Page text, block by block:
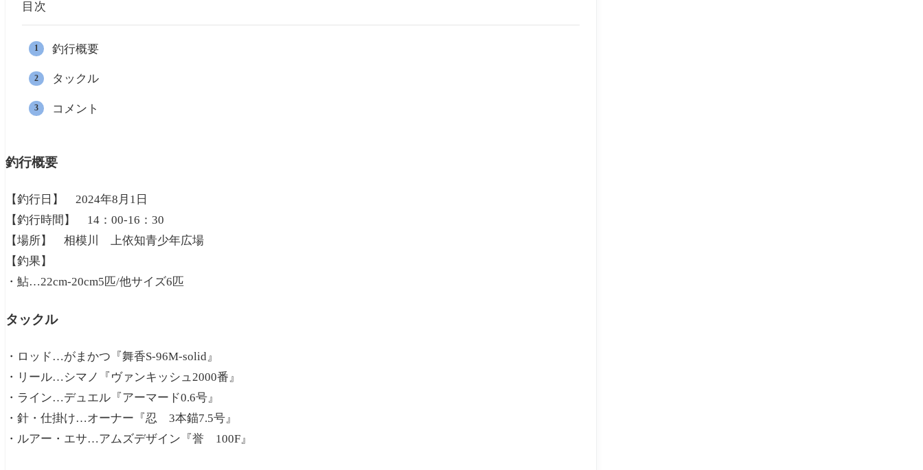
目次
釣行概要
タックル
コメント
釣行概要
【釣行日】 2024年8月1日
【釣行時間】 14：00-16：30
【場所】 相模川 上依知青少年広場
【釣果】
・鮎…22cm-20cm5匹/他サイズ6匹
タックル
・ロッド…がまかつ『舞香S-96M-solid』
・リール…シマノ『ヴァンキッシュ2000番』
・ライン…デュエル『アーマード0.6号』
・針・仕掛け…オーナー『忍 3本錨7.5号』
・ルアー・エサ…アムズデザイン『誉 100F』